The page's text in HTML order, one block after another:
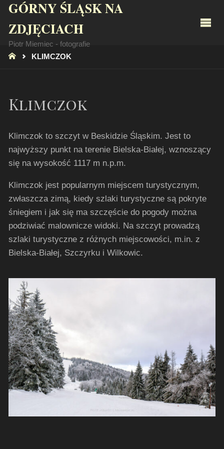
GÓRNY ŚLĄSK NA
ZDJĘCIACH
Piotr Miemiec - fotografie
STRONA
KLIMCZOK
Klimczok
Klimczok to szczyt w Beskidzie Śląskim. Jest to
najwyższy punkt na terenie Bielska-Białej, wznoszący
się na wysokość 1117 m n.p.m.
Klimczok jest popularnym miejscem turystycznym,
zwłaszcza zimą, kiedy szlaki turystyczne są pokryte
śniegiem i jak się ma szczęście do pogody można
podziwiać malownicze widoki. Na szczyt prowadzą
szlaki turystyczne z różnych miejscowości, m.in. z
Bielska-Białej, Szczyrku i Wilkowic.